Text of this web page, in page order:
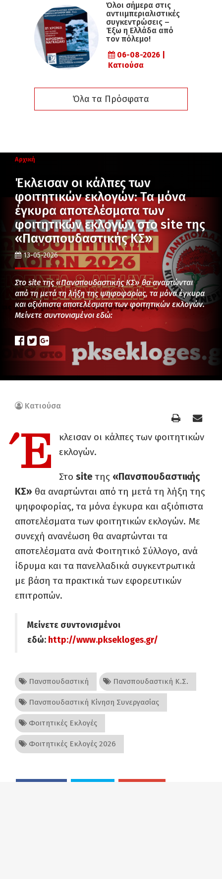
Όλοι σήμερα στις
αντιιμπεριαλιστικές
συγκεντρώσεις –
Έξω η Ελλάδα από
τον πόλεμο!
06-08-2026 |
Κατιούσα
Όλα τα Πρόσφατα
Αρχική
Έκλεισαν οι κάλπες των
φοιτητικών εκλογών: Τα μόνα
έγκυρα αποτελέσματα των
φοιτητικών εκλογών στο site της
«Πανσπουδαστικής ΚΣ»
13-05-2026
Στο site της «Πανσπουδαστικής ΚΣ» θα αναρτώνται
από τη μετά τη λήξη της ψηφοφορίας, τα μόνα έγκυρα
και αξιόπιστα αποτελέσματα των φοιτητικών εκλογών.
Μείνετε συντονισμένοι εδώ:
Κατιούσα
Έ
κλεισαν οι κάλπες των φοιτητικών
εκλογών.
Στο siteτης «Πανσπουδαστικής
ΚΣ» θα αναρτώνται από τη μετά τη λήξη της
ψηφοφορίας, τα μόνα έγκυρα και αξιόπιστα
αποτελέσματα των φοιτητικών εκλογών. Με
συνεχή ανανέωση θα αναρτώνται τα
αποτελέσματα ανά Φοιτητικό Σύλλογο, ανά
ίδρυμα και τα πανελλαδικά συγκεντρωτικά
με βάση τα πρακτικά των εφορευτικών
επιτροπών.
Μείνετε συντονισμένοι
εδώ: http://www.pksekloges.gr/
Πανσπουδαστική Πανσπουδαστική Κ.Σ.
Πανσπουδαστική Κίνηση Συνεργασίας
Φοιτητικές Εκλογές
Φοιτητικές Εκλογές 2026